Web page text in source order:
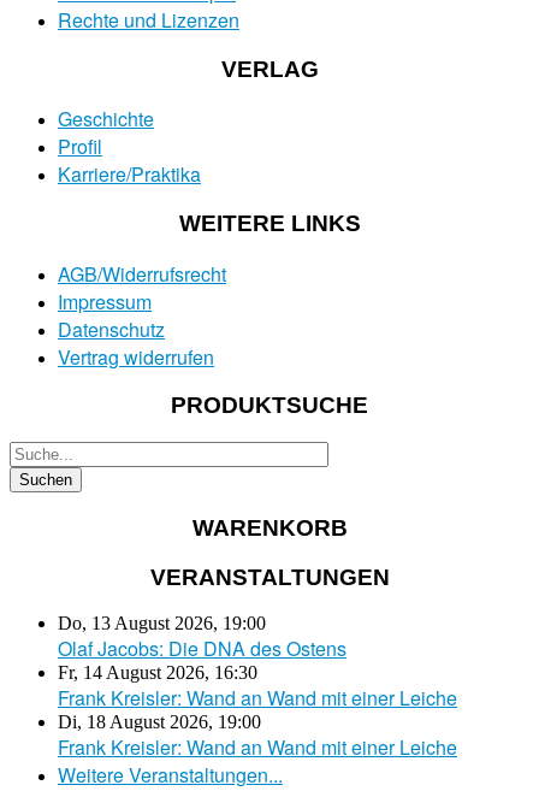
Rechte und Lizenzen
VERLAG
Geschichte
Profil
Karriere/Praktika
WEITERE LINKS
AGB/Widerrufsrecht
Impressum
Datenschutz
Vertrag widerrufen
PRODUKTSUCHE
WARENKORB
VERANSTALTUNGEN
Do, 13 August 2026, 19:00
Olaf Jacobs: Die DNA des Ostens
Fr, 14 August 2026, 16:30
Frank Kreisler: Wand an Wand mit einer Leiche
Di, 18 August 2026, 19:00
Frank Kreisler: Wand an Wand mit einer Leiche
Weitere Veranstaltungen...